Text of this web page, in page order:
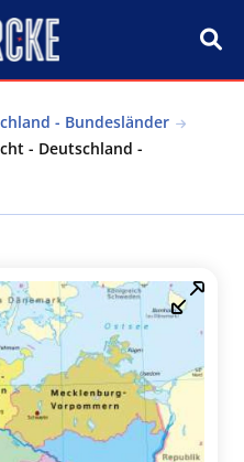
- Bundesländer
- Deutschland -